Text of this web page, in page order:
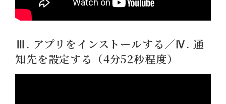
Ⅲ. アプリをインストールする／Ⅳ. 通
知先を設定する（4分52秒程度）